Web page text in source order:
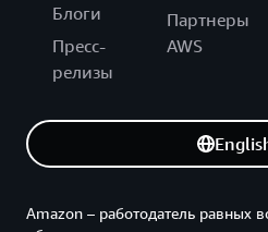
Блоги
Пресс-
релизы
Партнеры
AWS
Amazon – работодатель равных